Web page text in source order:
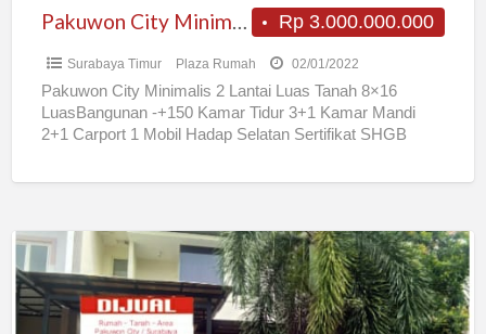
Rp 3.000.000.000
Pakuwon City Minimalis 2 Lantai
Surabaya Timur Plaza Rumah 02/01/2022
Pakuwon City Minimalis 2 Lantai Luas Tanah 8×16
LuasBangunan -+150 Kamar Tidur 3+1 Kamar Mandi
2+1 Carport 1 Mobil Hadap Selatan Sertifikat SHGB
Jual
Cepat
Pakuwon